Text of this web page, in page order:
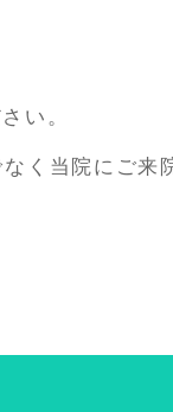
い。
く当院にご来